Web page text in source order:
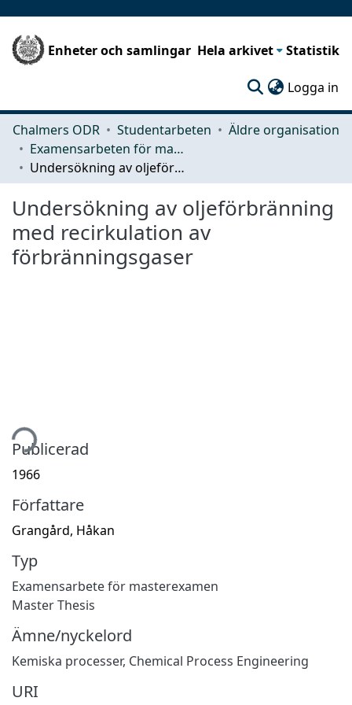
Enheter och samlingar Hela arkivet Statistik
Logga in
Chalmers ODR Studentarbeten
Äldre organisation
Examensarbeten för masterexamen
Undersökning av oljeförbränning med recirkulation av förbränningsgaser
Undersökning av oljeförbränning
med recirkulation av
förbränningsgaser
Publicerad
1966
Författare
Grangård, Håkan
Typ
Examensarbete för masterexamen
Master Thesis
Ämne/nyckelord
Kemiska processer, Chemical Process Engineering
URI